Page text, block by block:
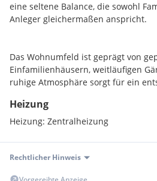
Die Qualität zeigt sich nicht nur in
auch in der Planung der
die zukünftigen Bewohnerinnen und
mit viel Freiraum und Privatsphäre.
eine Umgebung, die für höchsten
ruhig, familienfreundlich und
angebunden.
eine seltene Balance, die sowohl
Anleger gleichermaßen anspricht.
Das Wohnumfeld ist geprägt von
Einfamilienhäusern, weitläufigen
ruhige Atmosphäre sorgt für ein
die angrenzenden Felder und
Erholungswert direkt vor der
Ruhe ist die Anbindung an das
Nahversorger, medizinische
Heizung
Heizung: Zentralheizung
Rechtlicher Hinweis